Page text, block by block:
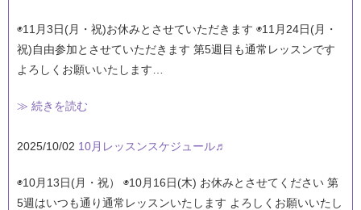
◉11月3日(月・祝)お休みとさせていただきます ◉11月24日(月・
祝)自由参加とさせていただきます 第5週目も通常レッスンです
よろしくお願いいたします…
≫ 続きを読む
2025/10/02 10月レッスンスケジュール♬
◉10月13日(月・祝） ◉10月16日(木) お休みとさせてください 第
5週はいつも通り通常レッスンいたします よろしくお願いいたし